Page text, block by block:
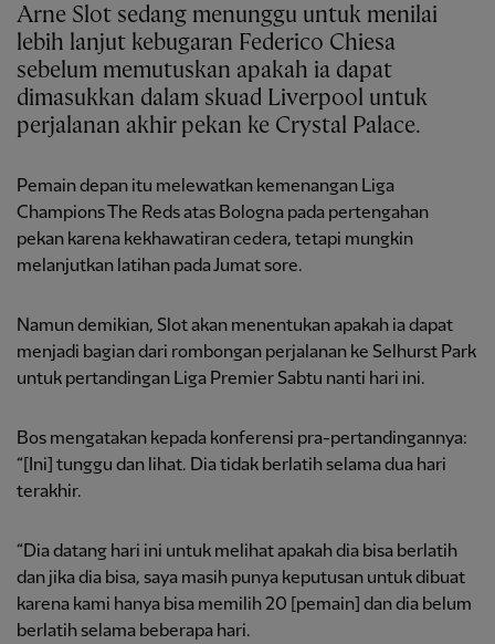
Arne Slot sedang menunggu untuk menilai
lebih lanjut kebugaran Federico Chiesa
sebelum memutuskan apakah ia dapat
dimasukkan dalam skuad Liverpool untuk
perjalanan akhir pekan ke Crystal Palace.
Pemain depan itu melewatkan kemenangan Liga
Champions The Reds atas Bologna pada pertengahan
pekan karena kekhawatiran cedera, tetapi mungkin
melanjutkan latihan pada Jumat sore.
Namun demikian, Slot akan menentukan apakah ia dapat
menjadi bagian dari rombongan perjalanan ke Selhurst Park
untuk pertandingan Liga Premier Sabtu nanti hari ini.
Bos mengatakan kepada konferensi pra-pertandingannya:
“[Ini] tunggu dan lihat. Dia tidak berlatih selama dua hari
terakhir.
“Dia datang hari ini untuk melihat apakah dia bisa berlatih
dan jika dia bisa, saya masih punya keputusan untuk dibuat
karena kami hanya bisa memilih 20 [pemain] dan dia belum
berlatih selama beberapa hari.